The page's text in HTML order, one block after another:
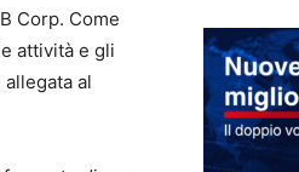
Corp. Come
attività e gli
al